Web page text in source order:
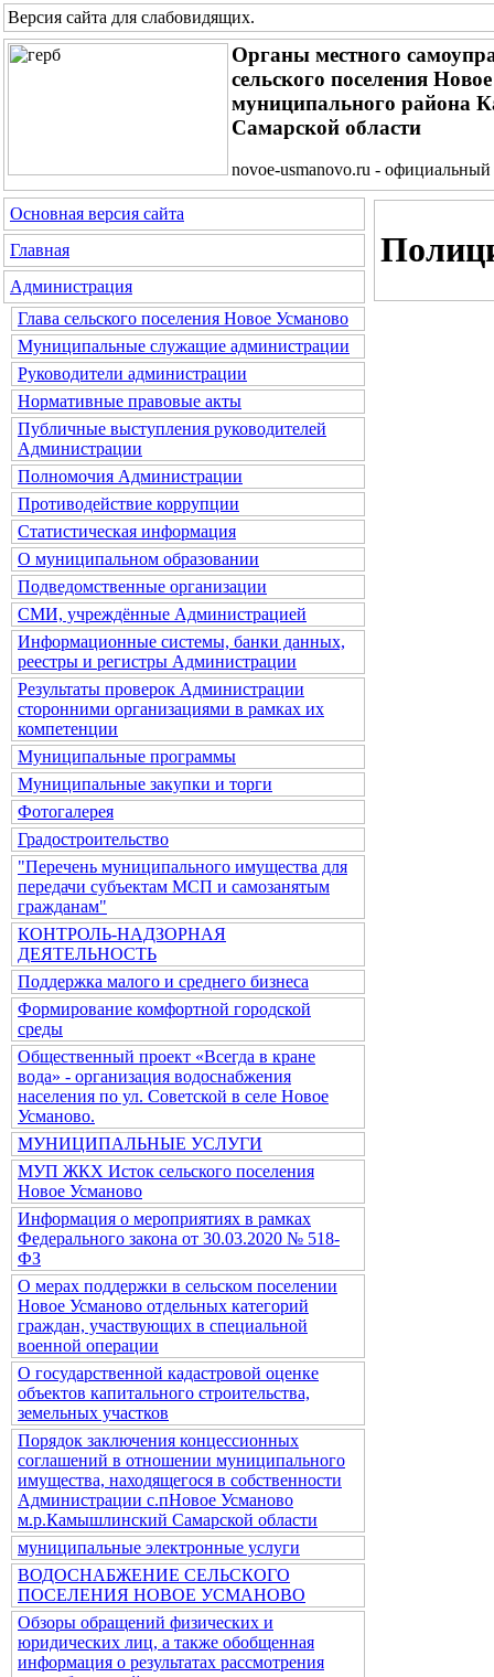
Версия сайта для слабовидящих.
Органы местного
сельского поселения
муниципального района
Самарской области
novoe-usmanovo.ru - официальный
Основная версия сайта
Главная
Администрация
Глава сельского поселения Новое Усманово
Муниципальные служащие администрации
Руководители администрации
Нормативные правовые акты
Публичные выступления руководителей
Администрации
Полномочия Администрации
Противодействие коррупции
Статистическая информация
О муниципальном образовании
Подведомственные организации
СМИ, учреждённые Администрацией
Информационные системы, банки данных,
реестры и регистры Администрации
Результаты проверок Администрации
сторонними организациями в рамках их
компетенции
Муниципальные программы
Муниципальные закупки и торги
Фотогалерея
Градостроительство
"Перечень муниципального имущества для
передачи субъектам МСП и самозанятым
гражданам"
КОНТРОЛЬ-НАДЗОРНАЯ
ДЕЯТЕЛЬНОСТЬ
Поддержка малого и среднего бизнеса
Формирование комфортной городской
среды
Общественный проект «Всегда в кране
вода» - организация водоснабжения
населения по ул. Советской в селе Новое
Усманово.
МУНИЦИПАЛЬНЫЕ УСЛУГИ
МУП ЖКХ Исток сельского поселения
Новое Усманово
Информация о мероприятиях в рамках
Федерального закона от 30.03.2020 № 518-
ФЗ
О мерах поддержки в сельском поселении
Новое Усманово отдельных категорий
граждан, участвующих в специальной
военной операции
О государственной кадастровой оценке
объектов капитального строительства,
земельных участков
Порядок заключения концессионных
соглашений в отношении муниципального
имущества, находящегося в собственности
Администрации с.пНовое Усманово
м.р.Камышлинский Самарской области
муниципальные электронные услуги
ВОДОСНАБЖЕНИЕ СЕЛЬСКОГО
ПОСЕЛЕНИЯ НОВОЕ УСМАНОВО
Обзоры обращений физических и
юридических лиц, а также обобщенная
информация о результатах рассмотрения